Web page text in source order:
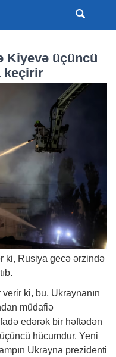
Kiyevə üçüncü
keçirir
ki, Rusiya gecə ərzində
ki, bu, Ukraynanın
müdafiə
edərək bir həftədən
hücumdur. Yeni
Ukrayna prezidenti